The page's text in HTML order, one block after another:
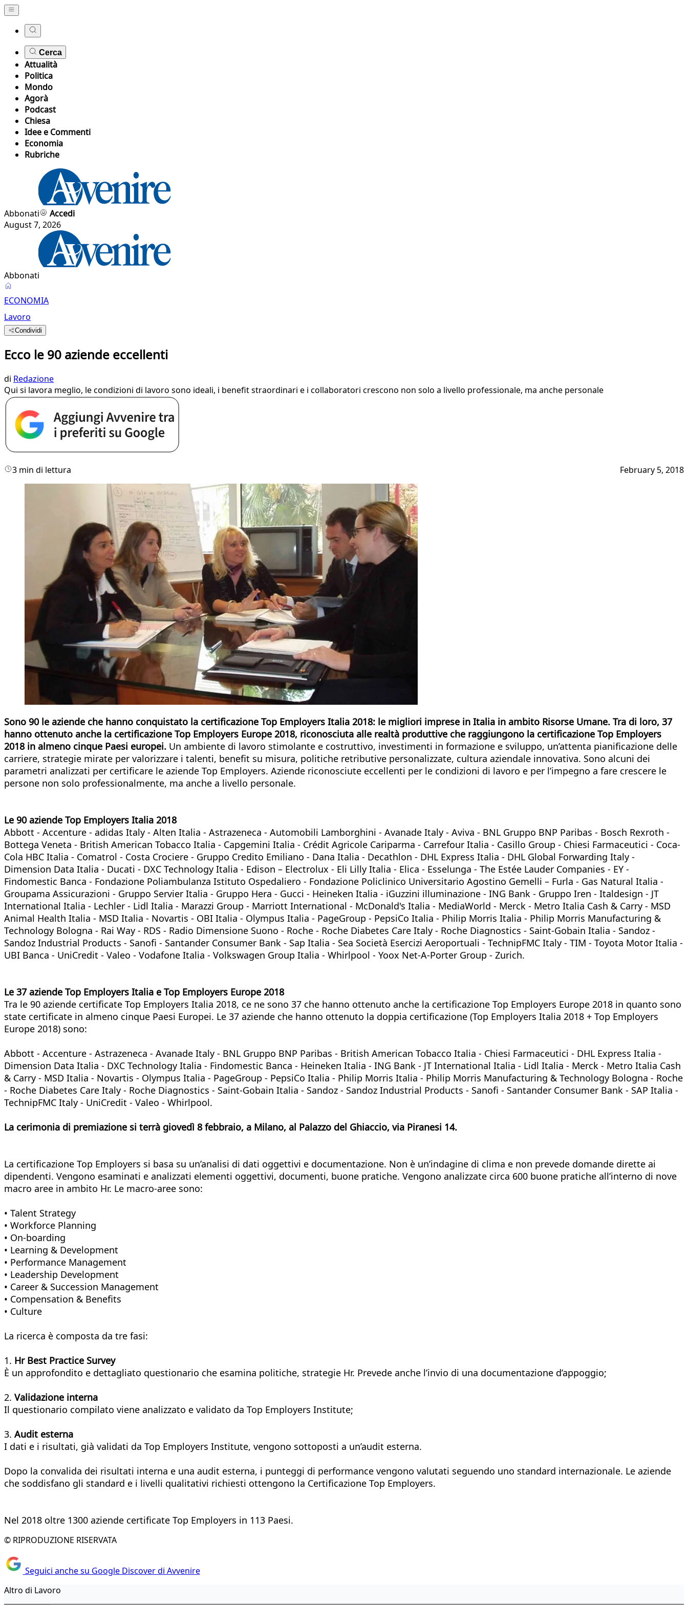
Cerca
Attualità
Politica
Mondo
Agorà
Podcast
Chiesa
Idee e Commenti
Economia
Rubriche
Abbonati
Accedi
August 7, 2026
Abbonati
ECONOMIA
Lavoro
Condividi
Ecco le 90 aziende eccellenti
di Redazione
Qui si lavora meglio, le condizioni di lavoro sono ideali, i benefit straordinari e i collaboratori crescono non solo a livello professionale, ma anche personale
3 min di lettura February 5, 2018
Sono 90 le aziende che hanno conquistato la certificazione Top Employers Italia 2018: le migliori imprese in Italia in ambito Risorse Umane. Tra di loro, 37
hanno ottenuto anche la certificazione Top Employers Europe 2018, riconosciuta alle realtà produttive che raggiungono la certificazione Top Employers
2018 in almeno cinque Paesi europei. Un ambiente di lavoro stimolante e costruttivo, investimenti in formazione e sviluppo, un’attenta pianificazione delle
carriere, strategie mirate per valorizzare i talenti, benefit su misura, politiche retributive personalizzate, cultura aziendale innovativa. Sono alcuni dei
parametri analizzati per certificare le aziende Top Employers. Aziende riconosciute eccellenti per le condizioni di lavoro e per l’impegno a fare crescere le
persone non solo professionalmente, ma anche a livello personale.
Le 90 aziende Top Employers Italia 2018
Abbott - Accenture - adidas Italy - Alten Italia - Astrazeneca - Automobili Lamborghini - Avanade Italy - Aviva - BNL Gruppo BNP Paribas - Bosch Rexroth -
Bottega Veneta - British American Tobacco Italia - Capgemini Italia - Crédit Agricole Cariparma - Carrefour Italia - Casillo Group - Chiesi Farmaceutici - Coca-
Cola HBC Italia - Comatrol - Costa Crociere - Gruppo Credito Emiliano - Dana Italia - Decathlon - DHL Express Italia - DHL Global Forwarding Italy -
Dimension Data Italia - Ducati - DXC Technology Italia - Edison – Electrolux - Eli Lilly Italia - Elica - Esselunga - The Estée Lauder Companies - EY -
Findomestic Banca - Fondazione Poliambulanza Istituto Ospedaliero - Fondazione Policlinico Universitario Agostino Gemelli – Furla - Gas Natural Italia -
Groupama Assicurazioni - Gruppo Servier Italia - Gruppo Hera - Gucci - Heineken Italia - iGuzzini illuminazione - ING Bank - Gruppo Iren - Italdesign - JT
International Italia - Lechler - Lidl Italia - Marazzi Group - Marriott International - McDonald's Italia - MediaWorld - Merck - Metro Italia Cash & Carry - MSD
Animal Health Italia - MSD Italia - Novartis - OBI Italia - Olympus Italia - PageGroup - PepsiCo Italia - Philip Morris Italia - Philip Morris Manufacturing &
Technology Bologna - Rai Way - RDS - Radio Dimensione Suono - Roche - Roche Diabetes Care Italy - Roche Diagnostics - Saint-Gobain Italia - Sandoz -
Sandoz Industrial Products - Sanofi - Santander Consumer Bank - Sap Italia - Sea Società Esercizi Aeroportuali - TechnipFMC Italy - TIM - Toyota Motor Italia -
UBI Banca - UniCredit - Valeo - Vodafone Italia - Volkswagen Group Italia - Whirlpool - Yoox Net-A-Porter Group - Zurich.
Le 37 aziende Top Employers Italia e Top Employers Europe 2018
Tra le 90 aziende certificate Top Employers Italia 2018, ce ne sono 37 che hanno ottenuto anche la certificazione Top Employers Europe 2018 in quanto sono
state certificate in almeno cinque Paesi Europei. Le 37 aziende che hanno ottenuto la doppia certificazione (Top Employers Italia 2018 + Top Employers
Europe 2018) sono:
Abbott - Accenture - Astrazeneca - Avanade Italy - BNL Gruppo BNP Paribas - British American Tobacco Italia - Chiesi Farmaceutici - DHL Express Italia -
Dimension Data Italia - DXC Technology Italia - Findomestic Banca - Heineken Italia - ING Bank - JT International Italia - Lidl Italia - Merck - Metro Italia Cash
& Carry - MSD Italia - Novartis - Olympus Italia - PageGroup - PepsiCo Italia - Philip Morris Italia - Philip Morris Manufacturing & Technology Bologna - Roche
- Roche Diabetes Care Italy - Roche Diagnostics - Saint-Gobain Italia - Sandoz - Sandoz Industrial Products - Sanofi - Santander Consumer Bank - SAP Italia -
TechnipFMC Italy - UniCredit - Valeo - Whirlpool.
La cerimonia di premiazione si terrà giovedì 8 febbraio, a Milano, al Palazzo del Ghiaccio, via Piranesi 14.
La certificazione Top Employers si basa su un’analisi di dati oggettivi e documentazione. Non è un’indagine di clima e non prevede domande dirette ai
dipendenti. Vengono esaminati e analizzati elementi oggettivi, documenti, buone pratiche. Vengono analizzate circa 600 buone pratiche all’interno di nove
macro aree in ambito Hr. Le macro-aree sono:
• Talent Strategy
• Workforce Planning
• On-boarding
• Learning & Development
• Performance Management
• Leadership Development
• Career & Succession Management
• Compensation & Benefits
• Culture
La ricerca è composta da tre fasi:
1. Hr Best Practice Survey
È un approfondito e dettagliato questionario che esamina politiche, strategie Hr. Prevede anche l’invio di una documentazione d’appoggio;
2. Validazione interna
Il questionario compilato viene analizzato e validato da Top Employers Institute;
3. Audit esterna
I dati e i risultati, già validati da Top Employers Institute, vengono sottoposti a un’audit esterna.
Dopo la convalida dei risultati interna e una audit esterna, i punteggi di performance vengono valutati seguendo uno standard internazionale. Le aziende
che soddisfano gli standard e i livelli qualitativi richiesti ottengono la Certificazione Top Employers.
Nel 2018 oltre 1300 aziende certificate Top Employers in 113 Paesi.
© RIPRODUZIONE RISERVATA
Seguici anche su Google Discover di Avvenire
Altro di Lavoro